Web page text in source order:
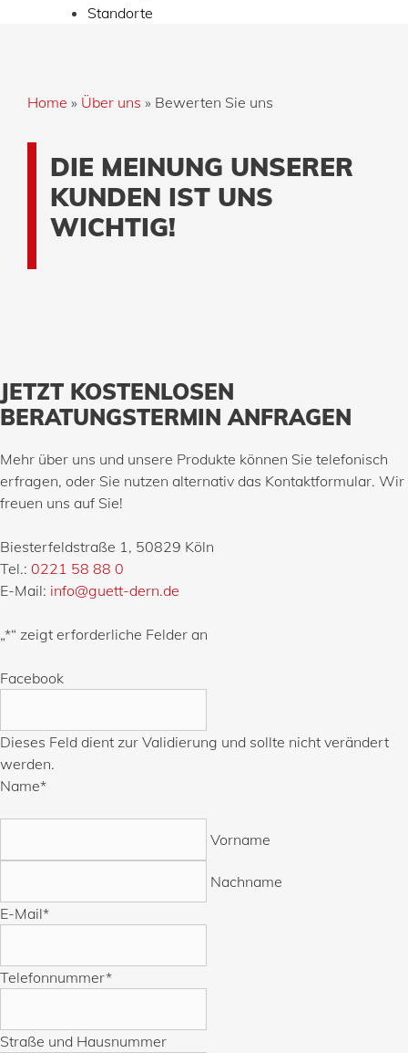
Standorte
Home » Über uns » Bewerten Sie uns
DIE MEINUNG UNSERER
KUNDEN IST UNS
WICHTIG!
JETZT KOSTENLOSEN
BERATUNGSTERMIN ANFRAGEN
Mehr über uns und unsere Produkte können Sie telefonisch
erfragen, oder Sie nutzen alternativ das Kontaktformular. Wir
freuen uns auf Sie!
Biesterfeldstraße 1, 50829 Köln
Tel.: 0221 58 88 0
E-Mail: info@guett-dern.de
„*“ zeigt erforderliche Felder an
Facebook
Dieses Feld dient zur Validierung und sollte nicht verändert
werden.
Name*
Vorname
Nachname
E-Mail*
Telefonnummer*
Straße und Hausnummer